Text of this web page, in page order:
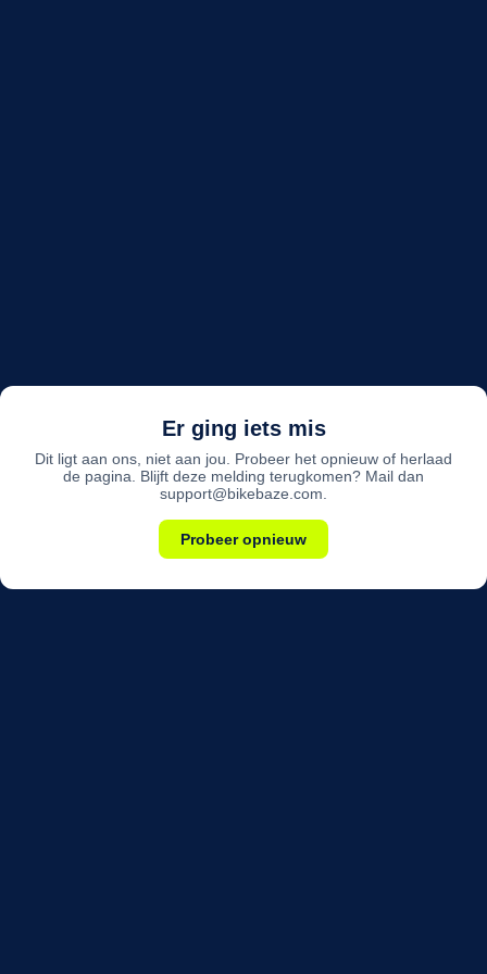
Er ging iets mis
Dit ligt aan ons, niet aan jou. Probeer het opnieuw of herlaad
de pagina. Blijft deze melding terugkomen? Mail dan
support@bikebaze.com.
Probeer opnieuw